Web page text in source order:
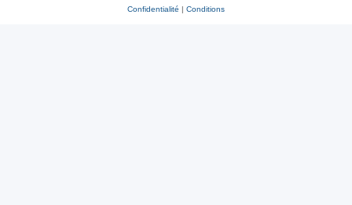
Confidentialité | Conditions